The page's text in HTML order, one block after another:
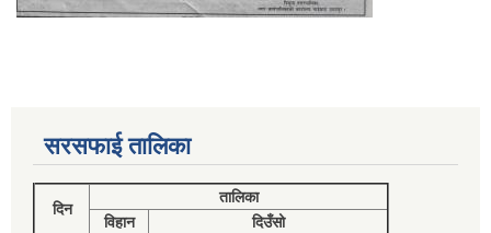
सरसफाई तालिका
दिन
तालिका
विहान
दिउँसो